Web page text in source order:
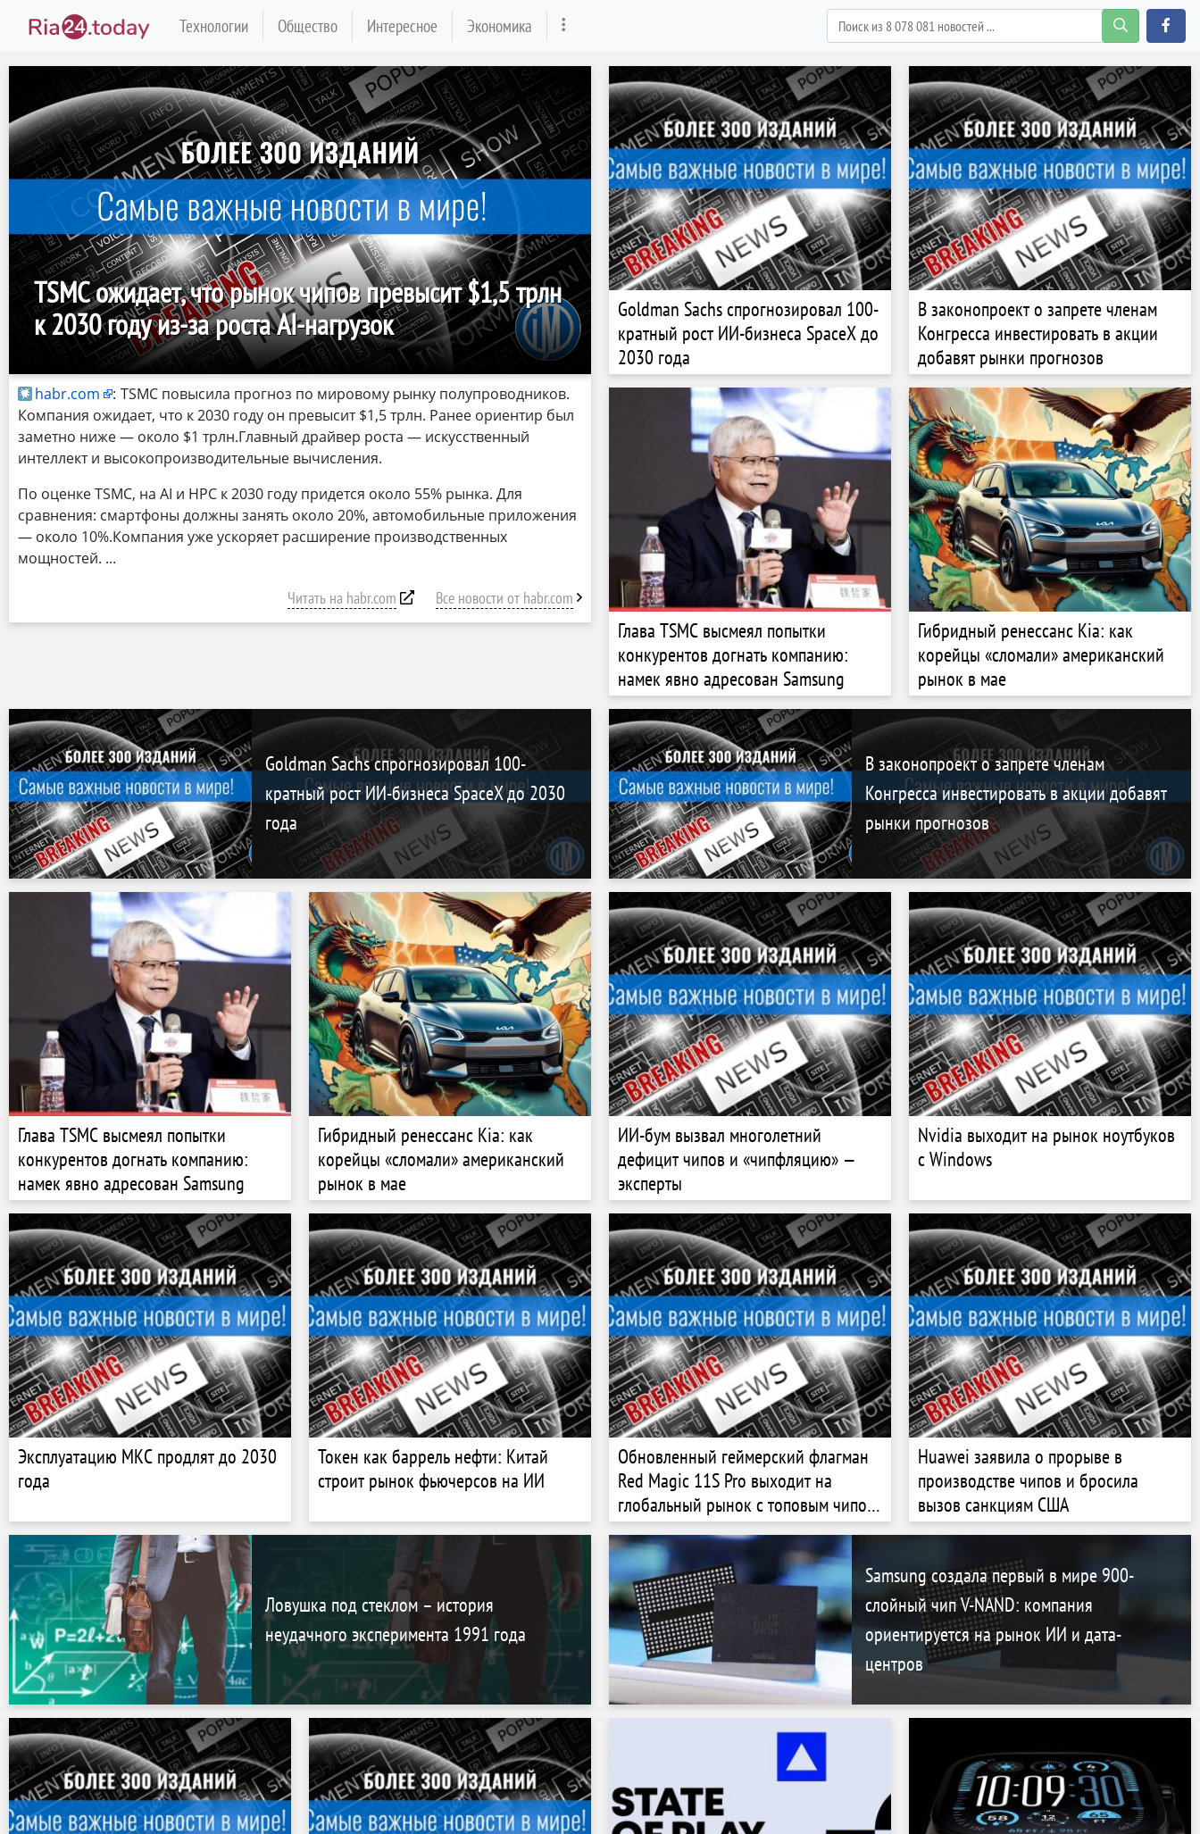
Технологии Общество Интересное Экономика
TSMC ожидает, что рынок чипов превысит $1,5 трлн
к 2030 году из-за роста AI-нагрузок
habr.com : TSMC повысила прогноз по мировому рынку полупроводников.
Компания ожидает, что к 2030 году он превысит $1,5 трлн. Ранее ориентир был
заметно ниже — около $1 трлн.Главный драйвер роста — искусственный
интеллект и высокопроизводительные вычисления.
По оценке TSMC, на AI и HPC к 2030 году придется около 55% рынка. Для
сравнения: смартфоны должны занять около 20%, автомобильные приложения
— около 10%.Компания уже ускоряет расширение производственных
мощностей.
Читать на habr.com Все новости от habr.com
Goldman Sachs спрогнозировал 100-
кратный рост ИИ-бизнеса SpaceX до
2030 года
В законопроект о запрете членам
Конгресса инвестировать в акции
добавят рынки прогнозов
Глава TSMC высмеял попытки
конкурентов догнать компанию:
намек явно адресован Samsung
Гибридный ренессанс Kia: как
корейцы «сломали» американский
рынок в мае
Goldman Sachs спрогнозировал 100-
кратный рост ИИ-бизнеса SpaceX до 2030
года
В законопроект о запрете членам
Конгресса инвестировать в акции добавят
рынки прогнозов
Глава TSMC высмеял попытки
конкурентов догнать компанию:
намек явно адресован Samsung
Гибридный ренессанс Kia: как
корейцы «сломали» американский
рынок в мае
ИИ-бум вызвал многолетний
дефицит чипов и «чипфляцию» —
эксперты
Nvidia выходит на рынок ноутбуков
с Windows
Эксплуатацию МКС продлят до 2030
года
Токен как баррель нефти: Китай
строит рынок фьючерсов на ИИ
Обновленный геймерский флагман
Red Magic 11S Pro выходит на
глобальный рынок с топовым чипом,
батареей на 7500 мАч и уникальной
системой охлаждения
Huawei заявила о прорыве в
производстве чипов и бросила
вызов санкциям США
Ловушка под стеклом – история
неудачного эксперимента 1991 года
Samsung создала первый в мире 900-
слойный чип V-NAND: компания
ориентируется на рынок ИИ и дата-
центров